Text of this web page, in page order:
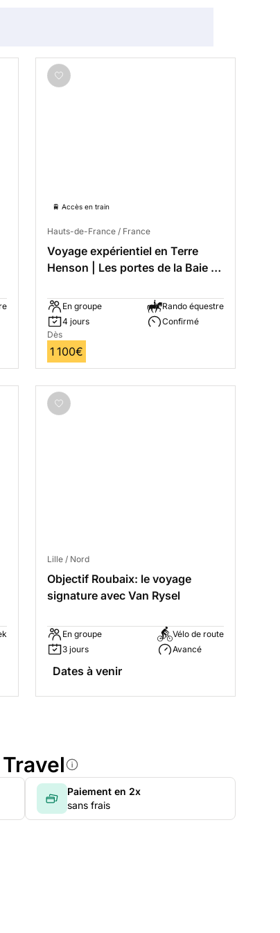
🚆 Accès en train
Hauts-de-France / France
Voyage expérientiel en Terre
Henson | Les portes de la Baie de
En groupe
4 jours
Rando équestre
Confirmé
Dès
1 100€
Lille / Nord
Objectif Roubaix: le voyage
signature avec Van Rysel
En groupe
3 jours
Vélo de route
Avancé
Dates à venir
Paiement en 2x
sans frais